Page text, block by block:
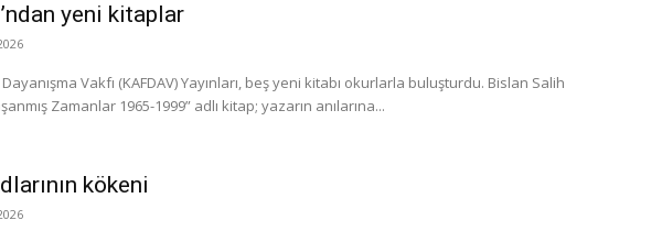
yeni kitaplar
Vakfı (KAFDAV) Yayınları, beş yeni kitabı okurlarla buluşturdu. Bislan Salih
Zamanlar 1965-1999” adlı kitap; yazarın anılarına...
kökeni